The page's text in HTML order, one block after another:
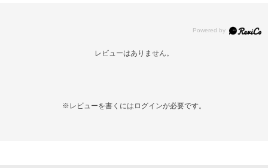
レビューはありません。
※レビューを書くには ログインが必要です。